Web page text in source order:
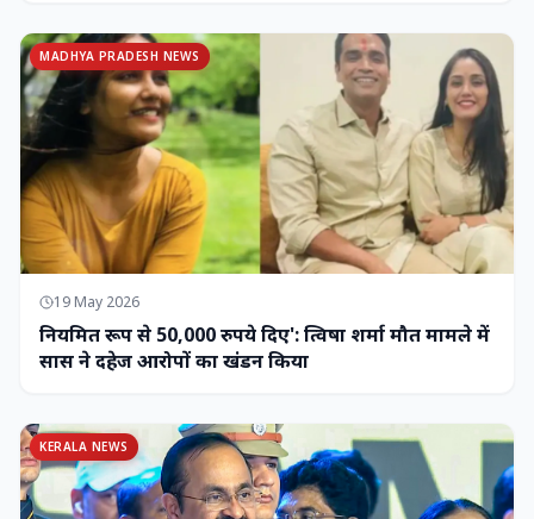
MADHYA PRADESH NEWS
19 May 2026
नियमित रूप से 50,000 रुपये दिए': त्विषा शर्मा मौत मामले में
सास ने दहेज आरोपों का खंडन किया
KERALA NEWS